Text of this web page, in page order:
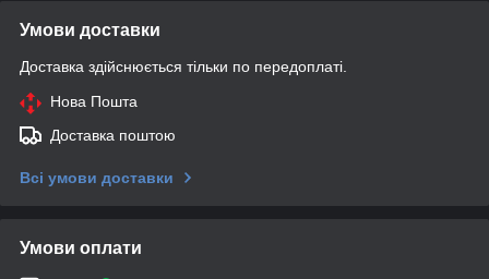
Умови доставки
Доставка здійснюється тільки по передоплаті.
Нова Пошта
Доставка поштою
Всі умови доставки
Умови оплати